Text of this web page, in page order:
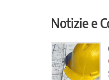
Notizie e